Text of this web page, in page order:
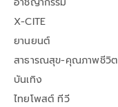
X-CITE
ยานยนต์
สาธารณสุข-คุณภาพชีวิต
บันเทิง
ไทยโพสต์ ทีวี